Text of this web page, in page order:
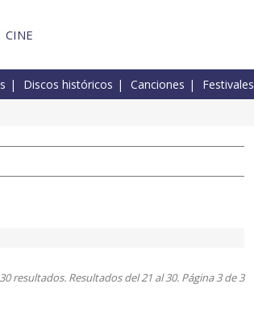
CINE
Discos históricos Canciones Festivales
30 resultados. Resultados del 21 al 30. Página 3 de 3